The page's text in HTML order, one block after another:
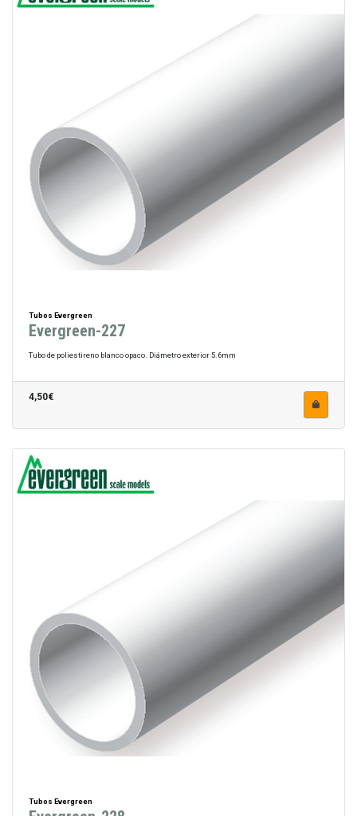
Tubos Evergreen
Evergreen-227
Tubo de poliestireno blanco opaco. Diámetro exterior 5.6mm
4,50€
Tubos Evergreen